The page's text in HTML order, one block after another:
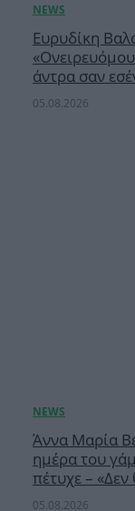
Ευρυδίκη
άντρα σαν
05.08.2026
Άννα Μαρία
ημέρα του
πέτυχε –
05.08.2026